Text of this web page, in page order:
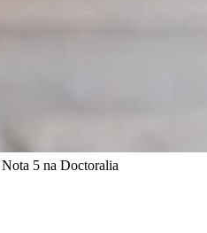
Nota 5 na Doctoralia